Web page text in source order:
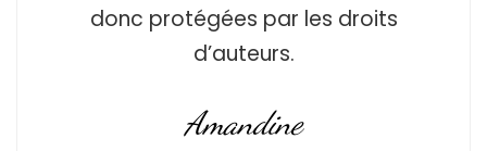
donc protégées par les droits
d’auteurs.
Amandine